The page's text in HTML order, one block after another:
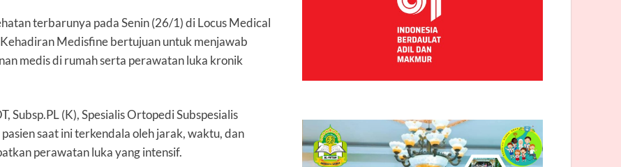
terbarunya pada Senin (26/1) di Locus Medical
Medisfine bertujuan untuk menjawab
medis di rumah serta perawatan luka kronik
Subsp.PL (K), Spesialis Ortopedi Subspesialis
saat ini terkendala oleh jarak, waktu, dan
perawatan luka yang intensif.